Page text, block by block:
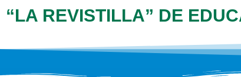
“LA REVISTILLA” DE